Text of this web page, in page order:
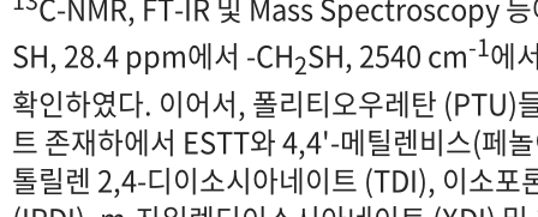
SH, 28.4 ppm에서 -CH2SH, 2540 cm-1에
확인하였다. 이어서, 폴리티오우레탄 (PTU)
트 존재하에서 ESTT와 4,4'-메틸렌비스(페
톨릴렌 2,4-디이소시아네이트 (TDI), 이소포